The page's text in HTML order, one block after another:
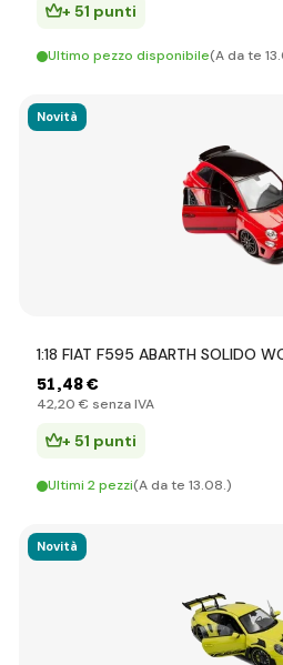
+ 51 punti
Ultimo pezzo disponibile(A da te
Novità
1:18 FIAT F595 ABARTH SOLIDO
51,48 €
42,20 € senza IVA
+ 51 punti
Ultimi 2 pezzi(A da te 13.08.)
Novità